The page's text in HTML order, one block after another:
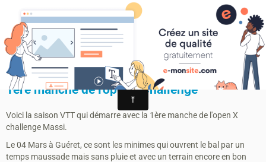
MONTAGRIER VTT-TRAIL
association montagrier sports loisirs
1ère Manche "Open XC Massi" Guéret
1ère manche de l'open XChallenge
Voici la saison VTT qui démarre avec la 1ère manche de l'open X
challenge Massi.
Le 04 Mars à Guéret, ce sont les minimes qui ouvrent le bal par un
temps maussade mais sans pluie et avec un terrain encore en bon